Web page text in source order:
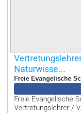
Naturwisse...
Freie Evangelische
Freie Evangelische
Vertretungslehrer /